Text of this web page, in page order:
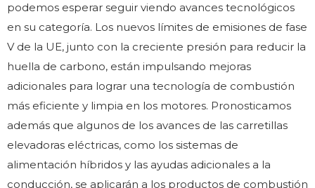
podemos esperar seguir viendo avances tecnológicos
en su categoría. Los nuevos límites de emisiones de fase
V de la UE, junto con la creciente presión para reducir la
huella de carbono, están impulsando mejoras
adicionales para lograr una tecnología de combustión
más eficiente y limpia en los motores. Pronosticamos
además que algunos de los avances de las carretillas
elevadoras eléctricas, como los sistemas de
alimentación híbridos y las ayudas adicionales a la
conducción, se aplicarán a los productos de combustión